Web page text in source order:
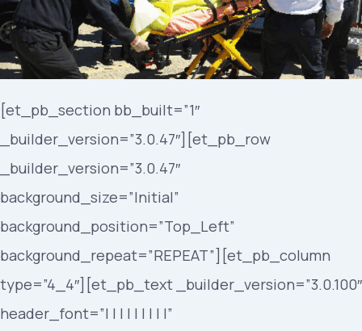
[et_pb_section bb_built=”1″
_builder_version=”3.0.47″][et_pb_row
_builder_version=”3.0.47″
background_size=”Initial”
background_position=”Top_Left”
background_repeat=”REPEAT”][et_pb_column
type=”4_4″][et_pb_text _builder_version=”3.0.100″
header_font=”| | | | | | | | |”